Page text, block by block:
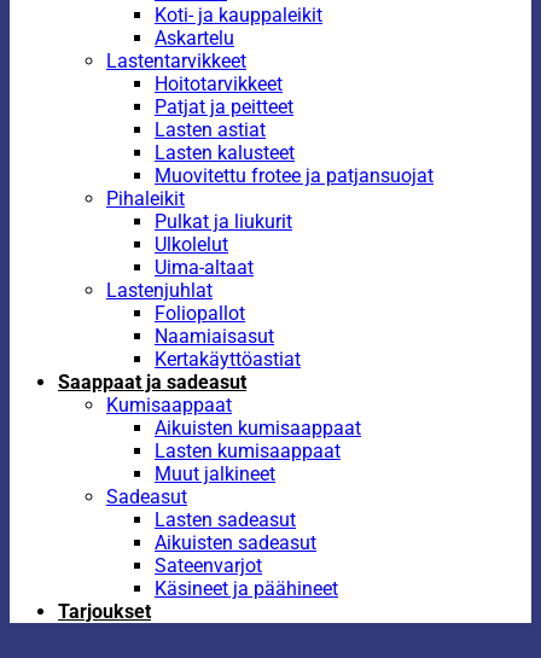
Koti- ja kauppaleikit
Askartelu
Lastentarvikkeet
Hoitotarvikkeet
Patjat ja peitteet
Lasten astiat
Lasten kalusteet
Muovitettu frotee ja patjansuojat
Pihaleikit
Pulkat ja liukurit
Ulkolelut
Uima-altaat
Lastenjuhlat
Foliopallot
Naamiaisasut
Kertakäyttöastiat
Saappaat ja sadeasut
Kumisaappaat
Aikuisten kumisaappaat
Lasten kumisaappaat
Muut jalkineet
Sadeasut
Lasten sadeasut
Aikuisten sadeasut
Sateenvarjot
Käsineet ja päähineet
Tarjoukset